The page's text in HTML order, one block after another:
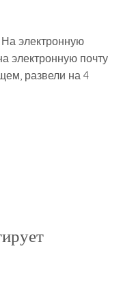
На электронную
электронную почту
развели на 4